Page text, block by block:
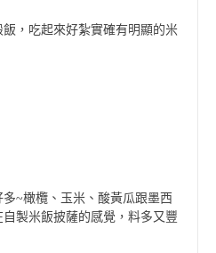
，吃起來好紮實確有明顯的米
~橄欖、玉米、酸黃瓜跟墨西
製米飯披薩的感覺，料多又豐